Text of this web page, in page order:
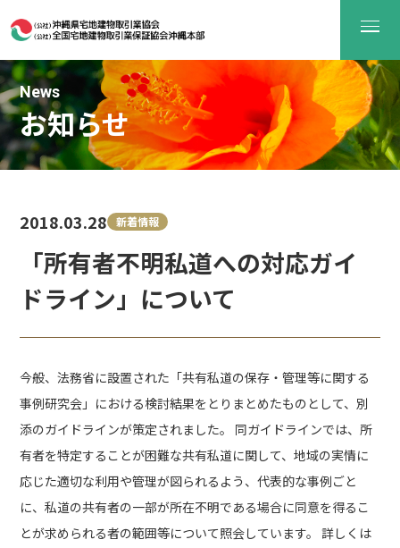
News
お知らせ
「所有者不明私道への対応ガイ
ドライン」について
2018.03.28 新着情報
今般、法務省に設置された「共有私道の保存・管理等に関する
事例研究会」における検討結果をとりまとめたものとして、別
添のガイドラインが策定されました。 同ガイドラインでは、所
有者を特定することが困難な共有私道に関して、地域の実情に
応じた適切な利用や管理が図られるよう、代表的な事例ごと
に、私道の共有者の一部が所在不明である場合に同意を得るこ
とが求められる者の範囲等について照会しています。 詳しくは